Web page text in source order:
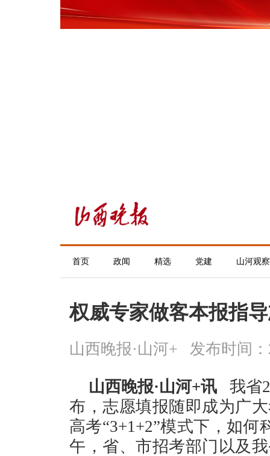
首页 政闻 精选 党建 山河观察
权威专家做客本报指
山西晚报·山河+ 发布时间：
山西晚报·山河+讯 我省
布，志愿填报随即成为广
高考“3+1+2”模式下，如
午，省、市招考部门以及